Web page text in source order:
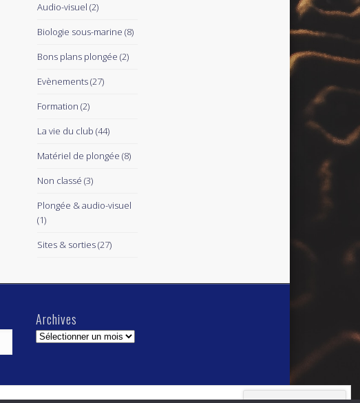
Audio-visuel (2)
Biologie sous-marine (8)
Bons plans plongée (2)
Evènements(27)
Formation (2)
La vie du club (44)
Matériel de plongée (8)
Non classé (3)
Plongée & audio-visuel
(1)
Sites & sorties(27)
Archives
Archives